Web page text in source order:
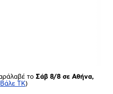
το Σάβ 8/8 σε Αθήνα,
Βάλε ΤΚ)